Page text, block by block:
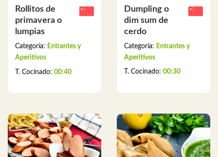
Rollitos de
primavera o
lumpias
Categoría: Entrantes y
Aperitivos
T. Cocinado: 00:40
Dumpling o
dim sum de
cerdo
Categoría: Entrantes y
Aperitivos
T. Cocinado: 00:30